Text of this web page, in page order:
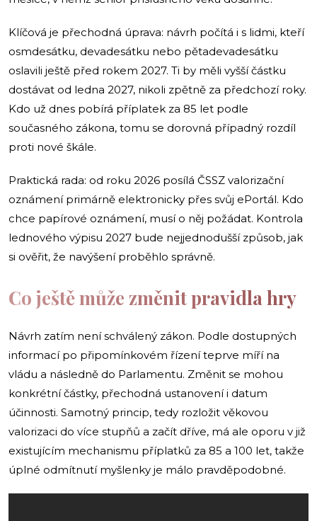
Klíčová je přechodná úprava: návrh počítá i s lidmi, kteří
osmdesátku, devadesátku nebo pětadevadesátku
oslavili ještě před rokem 2027. Ti by měli vyšší částku
dostávat od ledna 2027, nikoli zpětně za předchozí roky.
Kdo už dnes pobírá příplatek za 85 let podle
současného zákona, tomu se dorovná případný rozdíl
proti nové škále.
Praktická rada: od roku 2026 posílá ČSSZ valorizační
oznámení primárně elektronicky přes svůj ePortál. Kdo
chce papírové oznámení, musí o něj požádat. Kontrola
lednového výpisu 2027 bude nejjednodušší způsob, jak
si ověřit, že navýšení proběhlo správně.
Co ještě může změnit pravidla hry
Návrh zatím není schválený zákon. Podle dostupných
informací po připomínkovém řízení teprve míří na
vládu a následně do Parlamentu. Změnit se mohou
konkrétní částky, přechodná ustanovení i datum
účinnosti. Samotný princip, tedy rozložit věkovou
valorizaci do více stupňů a začít dříve, má ale oporu v již
existujícím mechanismu příplatků za 85 a 100 let, takže
úplné odmítnutí myšlenky je málo pravděpodobné.